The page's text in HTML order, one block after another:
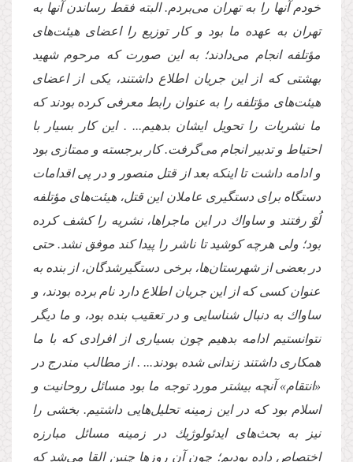
خودم آنها را به تهران مى‌بردم. البته فقط رساندن آنها به
تهران به عهده ما بود و كار توزیع را اعضاى هیئت‌هاى
مؤتلفه انجام مى‌دادند؛ به این صورت كه مرحوم شهید
بهشتى كه از این جریان اطلاع داشتند، یكى از اعضاى
هیئت‌هاى مؤتلفه را به عنوان رابط معرفى كرده بودند كه
ما نشریات را تحویل ایشان بدهیم... . این كار بسیار با
احتیاط و تدبیر انجام مى‌گرفت. كار برجسته و ممتازى بود
و ادامه داشت تا اینكه بعد از قتل منصور و در پى اقدامات
دستگاه براى دستگیرى عاملان این قتل، هیئت‌هاى مؤتلفه
لُوْ رفتند و ساواك در این ماجراها، نشریه را كشف كرده
بود؛ ولى هرچه كوشید تا ناشر را پیدا كند موفق نشد. حتى
در بعضى از شهرستان‌ها، برخى دستگیرشدگان، از بنده به
عنوان كسى كه از این جریان اطلاع دارد نام برده بودند، و
ساواك به دنبال شناسایى و در تعقیب بنده بود، و ما دیگر
نتوانستیم ادامه بدهیم چون بسیارى از افرادى كه با ما
همكارى داشتند زندانى شده بودند... . از مطالب مندرج در
«انتقام» آنچه بیشتر مورد توجه ما بود مسائل روحانیت و
اسلام بود كه در این زمینه تحلیل‌هایى داشتیم. بخشى را
نیز به بحث‌هاى ایدئولوژیك در زمینه مسائل مبارزه
اختصاص داده بودیم؛ چون آن روزها چنین القا مى‌شد كه